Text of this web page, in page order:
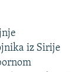
iz Sirije